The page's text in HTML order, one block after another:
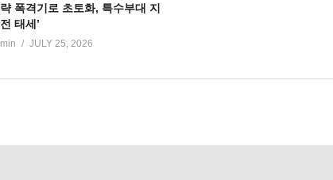
폭격기로 초토화, 특수부대 지
태세’
JULY 25, 2026